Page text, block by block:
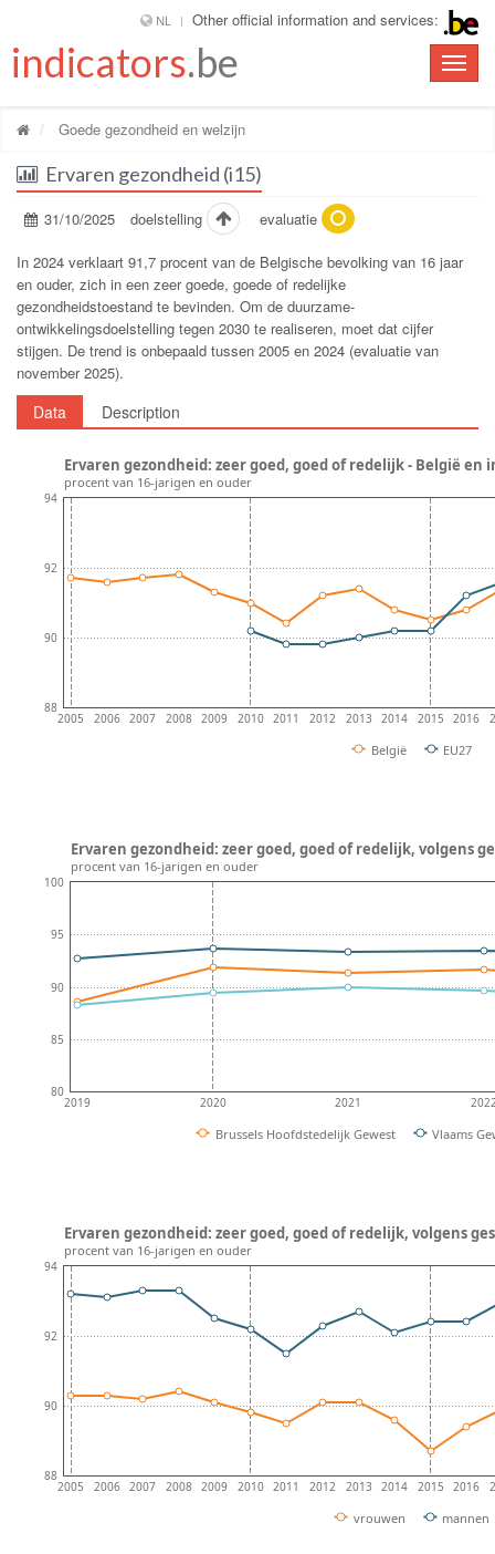
NL Other official information and services:
Toggle
indicators.be
Goede gezondheid en welzijn
Ervaren gezondheid (i15)
31/10/2025 doelstelling evaluatie
In 2024 verklaart 91,7 procent van de Belgische bevolking van 16 jaar
en ouder, zich in een zeer goede, goede of redelijke
gezondheidstoestand te bevinden. Om de duurzame-
ontwikkelingsdoelstelling tegen 2030 te realiseren, moet dat cijfer
stijgen. De trend is onbepaald tussen 2005 en 2024 (evaluatie van
november 2025).
Data Description
2005 2006 2007 2008 2009 2010 2011 2012 2013 2014 2015 2016
88
90
92
94
België EU27
Ervaren gezondheid: zeer goed, goed of redelijk - België
procent van 16-jarigen en ouder
2019 2020 2021
80
85
90
95
100
Brussels Hoofdstedelijk Gewest Vlaams
Ervaren gezondheid: zeer goed, goed of redelijk, volgens
procent van 16-jarigen en ouder
2005 2006 2007 2008 2009 2010 2011 2012 2013 2014 2015 2016
88
90
92
94
vrouwen mannen
Ervaren gezondheid: zeer goed, goed of redelijk, volgens
procent van 16-jarigen en ouder